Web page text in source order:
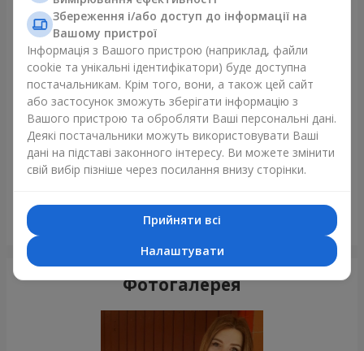
Щойно доставили
Букет з 35 червоних троянд
Фотогалерея
Збереження і/або доступ до інформації на
Вашому пристрої
Інформація з Вашого пристрою (наприклад, файли
cookie та унікальні ідентифікатори) буде доступна
постачальникам. Крім того, вони, а також цей сайт
або застосунок зможуть зберігати інформацію з
Вашого пристрою та обробляти Ваші персональні дані.
Деякі постачальники можуть використовувати Ваші
дані на підставі законного інтересу. Ви можете змінити
свій вибір пізніше через посилання внизу сторінки.
Прийняти всі
Налаштувати